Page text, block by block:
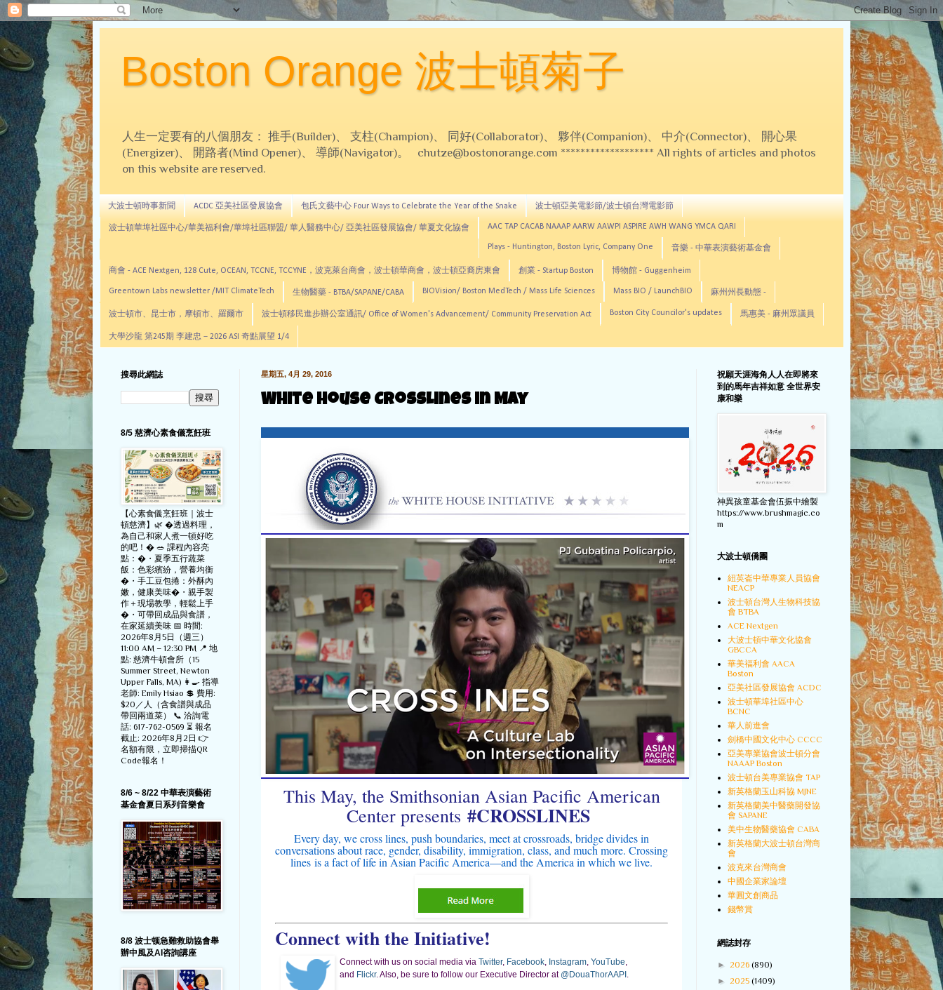
Boston Orange 波士頓菊子
人生一定要有的八個朋友： 推手(Builder)、 支柱(Champion)、 同好(Collaborator)、 夥伴(Companion)、 中介(Connector)、 開心果
(Energizer)、 開路者(Mind Opener)、 導師(Navigator)。 chutze@bostonorange.com ******************* All rights of articles and photos
on this website are reserved.
大波士頓時事新聞 ACDC 亞美社區發展協會 包氏文藝中心 Four Ways to Celebrate the Year of the Snake 波士頓亞美電影節/波士頓台灣電影節
波士頓華埠社區中心/華美福利會/華埠社區聯盟/ 華人醫務中心/ 亞美社區發展協會/ 華夏文化協會 AAC TAP CACAB NAAAP AARW AAWPI ASPIRE AWH WANG YMCA QARI
Plays - Huntington, Boston Lyric, Company One 音樂 - 中華表演藝術基金會
商會 - ACE Nextgen, 128 Cute, OCEAN, TCCNE, TCCYNE，波克萊台商會，波士頓華商會，波士頓亞裔房東會 創業 - Startup Boston 博物館 - Guggenheim
Greentown Labs newsletter /MIT ClimateTech 生物醫藥 - BTBA/SAPANE/CABA BIOVision/ Boston MedTech / Mass Life Sciences Mass BIO / LaunchBIO 麻州州長動態 -
波士頓市、昆士市，摩頓市、羅爾市 波士頓移民進步辦公室通訊/ Office of Women's Advancement/ Community Preservation Act Boston City Councilor's updates 馬惠美 - 麻州眾議員
大學沙龍 第245期 李建忠－2026 ASI 奇點展望 1/4
星期五, 4月 29, 2016
White House CrossLines in May
This May, the Smithsonian Asian Pacific American
Center presents #CROSSLINES
Every day, we cross lines, push boundaries, meet at crossroads, bridge divides in
conversations about race, gender, disability, immigration, class, and much more. Crossing
lines is a fact of life in Asian Pacific America—and the America in which we live.
Connect with the Initiative!
Connect with us on social media via Twitter, Facebook, Instagram, YouTube,
and Flickr. Also, be sure to follow our Executive Director at @DouaThorAAPI .
搜尋此網誌
8/5 慈濟心素食儀烹飪班
【心素食儀烹飪班｜波士
頓慈濟】🌿 �透過料理，
為自己和家人煮一頓好吃
的吧！� 🥗 課程內容亮
點：�・夏季五行蔬菜
飯：色彩繽紛，營養均衡
�・手工豆包捲：外酥內
嫩，健康美味�・親手製
作＋現場教學，輕鬆上手
�・可帶回成品與食譜，
在家延續美味 📅 時間:
2026年8月5日（週三）
11:00 AM – 12:30 PM 📍 地
點: 慈濟牛頓會所（15
Summer Street, Newton
Upper Falls, MA) 👩‍🍳 指導
老師: Emily Hsiao 💲 費用:
$20／人（含食譜與成品
帶回兩道菜） 📞 洽詢電
話: 617-762-0569 ⏳ 報名
截止: 2026年8月2日 👉
名額有限，立即掃描QR
Code報名！
8/6 ~ 8/22 中華表演藝術
基金會夏日系列音樂會
8/8 波士顿急難救助協會舉
辦中風及AI咨詢講座
祝願天涯海角人人在即將來
到的馬年吉祥如意 全世界安
康和樂
神異孩童基金會伍振中繪製
https://www.brushmagic.co
m
大波士頓僑團
紐英崙中華專業人員協會
NEACP
波士頓台灣人生物科技協
會 BTBA
ACE Nextgen
大波士頓中華文化協會
GBCCA
華美福利會 AACA
Boston
亞美社區發展協會 ACDC
波士頓華埠社區中心
BCNC
華人前進會
劍橋中國文化中心 CCCC
亞美專業協會波士頓分會
NAAAP Boston
波士頓台美專業協會 TAP
新英格蘭玉山科協 MJNE
新英格蘭美中醫藥開發協
會 SAPANE
美中生物醫藥協會 CABA
新英格蘭大波士頓台灣商
會
波克來台灣商會
中國企業家論壇
華圓文創商品
錢幣賞
網誌封存
► 2026 (890)
► 2025 (1409)